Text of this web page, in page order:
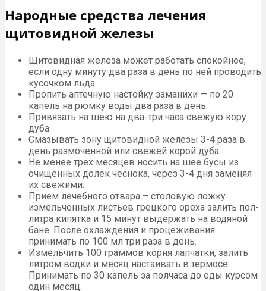
Народные средства лечения
щитовидной железы
Щитовидная железа может работать спокойнее,
если одну минуту два раза в день по ней проводить
кусочком льда.
Пропить аптечную настойку заманихи — по 20
капель на рюмку воды два раза в день.
Привязать на шею на два-три часа свежую кору
дуба.
Смазывать зону щитовидной железы 3-4 раза в
день размоченной или свежей корой дуба.
Не менее трех месяцев носить на шее бусы из
очищенных долек чеснока, через 3-4 дня заменяя
их свежими.
Прием лечебного отвара – столовую ложку
измельченных листьев грецкого ореха залить пол-
литра кипятка и 15 минут выдержать на водяной
бане. После охлаждения и процеживания
принимать по 100 мл три раза в день.
Измельчить 100 граммов корня лапчатки, залить
литром водки и месяц настаивать в термосе.
Принимать по 30 капель за полчаса до еды курсом
один месяц.